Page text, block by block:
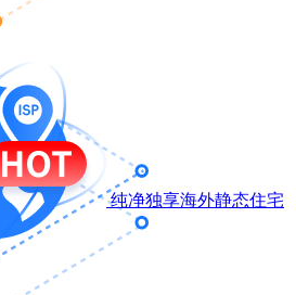
纯净独享海外静态住宅